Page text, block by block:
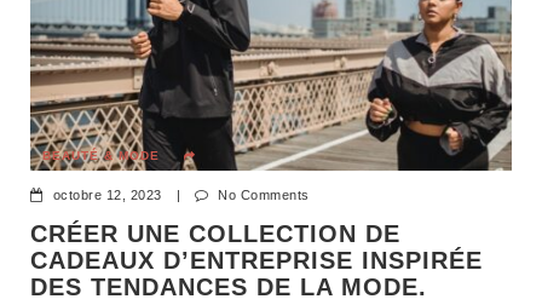
BEAUTÉ & MODE
octobre 12, 2023 | No Comments
CRÉER UNE COLLECTION DE
CADEAUX D’ENTREPRISE INSPIRÉE
DES TENDANCES DE LA MODE.